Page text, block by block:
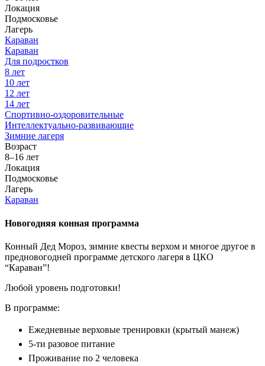
Локация
Подмосковье
Лагерь
Караван
Караван
Для подростков
8 лет
10 лет
12 лет
14 лет
Спортивно-оздоровительные
Интеллектуально-развивающие
Зимние лагеря
Возраст
8–16 лет
Локация
Подмосковье
Лагерь
Караван
Новогодняя конная программа
Конный Дед Мороз, зимние квесты верхом и многое другое в
предновогодней программе детского лагеря в ЦКО
“Караван”!
Любой уровень подготовки!
В программе:
Ежедневные верховые тренировки (крытый манеж)
5-ти разовое питание
Проживание по 2 человека